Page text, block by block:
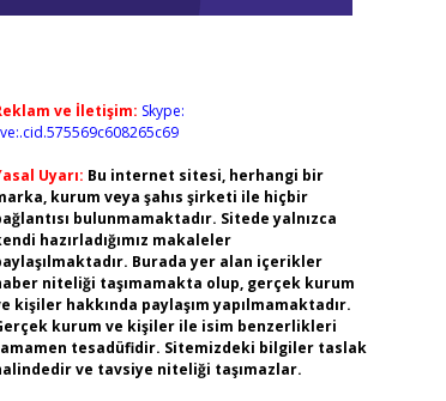
ve İletişim: Skype:
Uyarı: Bu internet sitesi, herhangi bir
kurum veya şahıs şirketi ile hiçbir
bulunmamaktadır. Sitede yalnızca
hazırladığımız makaleler
Burada yer alan içerikler
niteliği taşımamakta olup, gerçek kurum
kişiler hakkında paylaşım yapılmamaktadır.
kurum ve kişiler ile isim benzerlikleri
tesadüfidir. Sitemizdeki bilgiler taslak
ve tavsiye niteliği taşımazlar.